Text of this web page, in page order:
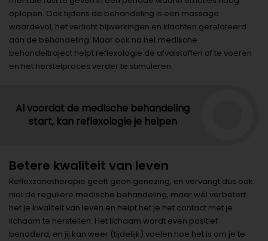
oplopen. Ook tijdens de behandeling is een massage
waardevol, het verlicht bijwerkingen en klachten gerelateerd
aan de behandeling. Maar ook na het medische
behandeltraject helpt reflexologie de afvalstoffen af te voeren
en het herstelproces verder te stimuleren.
Al voordat de medische behandeling
start, kan reflexologie je helpen
Betere kwaliteit van leven
Reflexzonetherapie geeft geen genezing, en vervangt dus ook
niet de reguliere medische behandeling, maar wél verbetert
het je kwaliteit van leven en helpt het je het contact met je
lichaam te herstellen. Het lichaam wordt even positief
benaderd, en jij kan weer (tijdelijk) voelen hoe het is om je te